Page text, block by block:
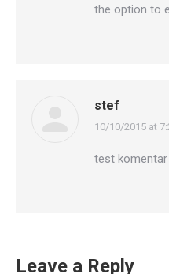
the option to
stef
says:
10/10/2015 at
test komentar
Leave a Reply